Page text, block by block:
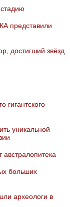
представили
достигший звёзд
гигантского
уникальной
австралопитека
больших
археологи в